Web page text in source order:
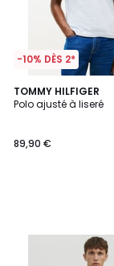
-10% DÈS 2*
TOMMY HILFIGER
Polo ajusté à liseré
89,90 €
2
Couleurs